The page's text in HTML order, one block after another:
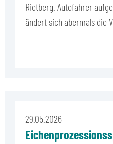
Rietberg. Autofahrer
ändert sich abermals die
29.05.2026